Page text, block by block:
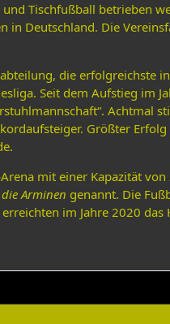
Tischfußball betrieben
Deutschland. Die
die erfolgreichste
Seit dem Aufstieg im
Achtmal
Größter
mit einer Kapazität
die Arminen genannt. Die
im Jahre 2020 das